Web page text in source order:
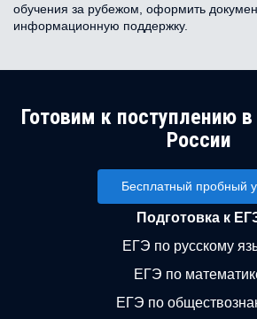
обучения за рубежом, оформить
информационную поддержку.
Готовим к поступлению
России
Бесплатный пробный
Подготовка к
ЕГЭ по русскому
ЕГЭ по
ЕГЭ по